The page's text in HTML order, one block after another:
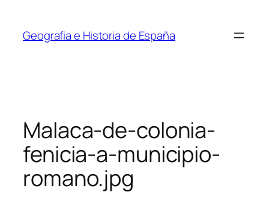
contenido
Geografia e Historia de España
Malaca-de-colonia-
fenicia-a-municipio-
romano.jpg